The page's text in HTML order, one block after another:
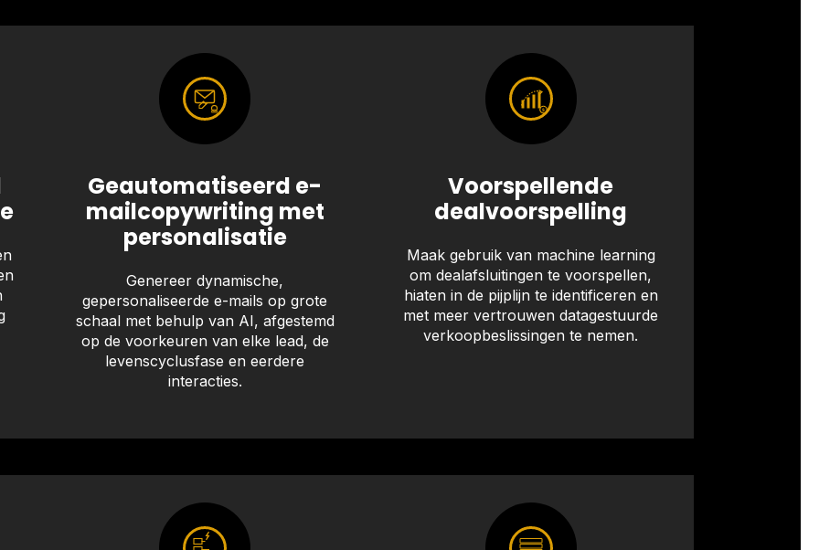
Geautomatiseerd e-
mailcopywriting met
personalisatie
Genereer dynamische,
gepersonaliseerde e-mails op grote
schaal met behulp van AI, afgestemd
op de voorkeuren van elke lead, de
levenscyclusfase en eerdere
interacties.
Voorspellende
dealvoorspelling
Maak gebruik van machine learning
om dealafsluitingen te voorspellen,
hiaten in de pijplijn te identificeren en
met meer vertrouwen datagestuurde
verkoopbeslissingen te nemen.